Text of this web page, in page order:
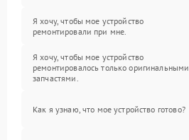
Я хочу, чтобы мое устройство
ремонтировали при мне.
Я хочу, чтобы мое устройство
ремонтировалось только оригинальными
запчастями.
Как я узнаю, что мое устройство готово?